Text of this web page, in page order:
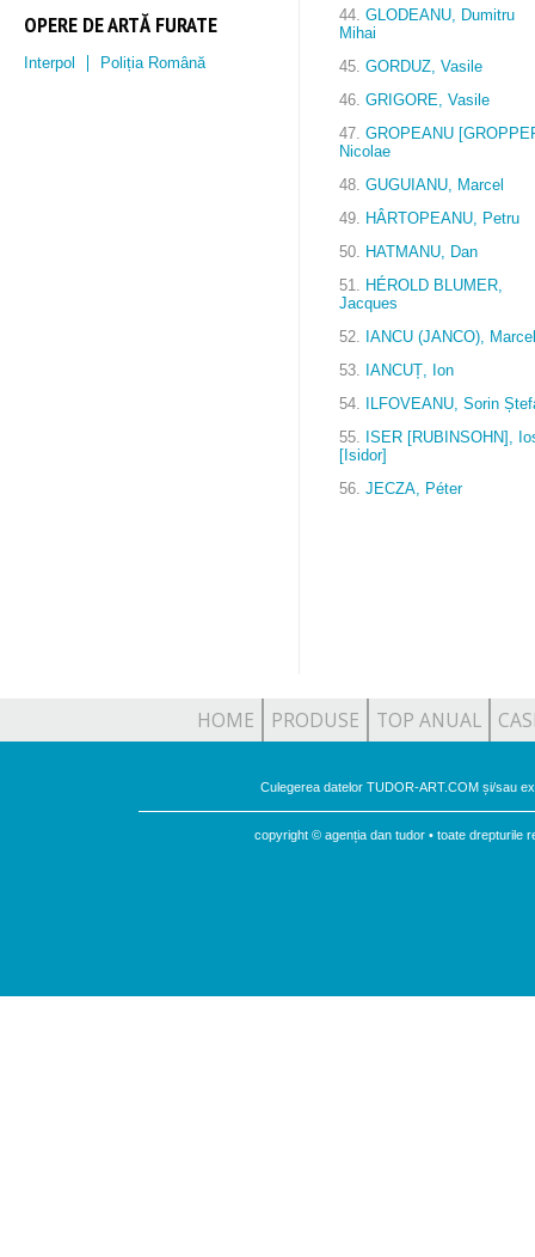
OPERE DE ARTĂ FURATE
Interpol Poliția Română
44. GLODEANU, Dumitru
Mihai
45. GORDUZ, Vasile
46. GRIGORE, Vasile
47. GROPEANU
Nicolae
48. GUGUIANU, Marcel
49. HÂRTOPEANU, Petru
50. HATMANU, Dan
51. HÉROLD BLUMER,
Jacques
52. IANCU (JANCO), Marcel
53. IANCUȚ, Ion
54.
ILFOVEANU, Sorin
55. ISER [RUBINSOHN],
[Isidor]
56. JECZA, Péter
HOME PRODUSE TOP ANUAL
Culegerea datelor TUDOR-ART.COM și/sau
copyright © agenția dan tudor • toate drepturile